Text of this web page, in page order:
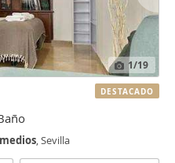
1/19
, Sevilla
DESTACADO